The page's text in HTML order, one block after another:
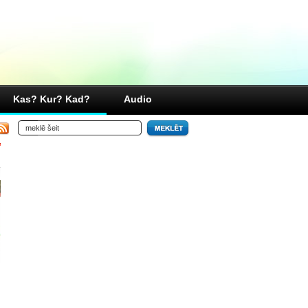
Kas? Kur? Kad? Audio